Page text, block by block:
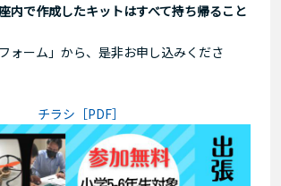
内で作成したキットはすべて持ち帰ること
ォーム」から、是非お申し込みくださ
チラシ［PDF］